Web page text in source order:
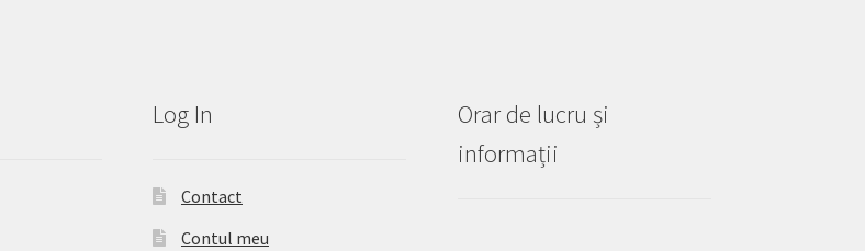
Log In
Contact
Contul meu
Orar de lucru și
informații